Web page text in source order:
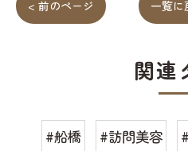
< 前のページ 一覧に
関連
#船橋 #訪問美容